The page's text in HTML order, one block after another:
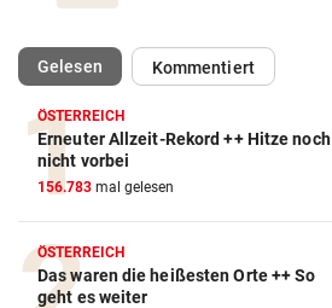
Gelesen(ausgewählt)Kommentiert
ÖSTERREICH
Erneuter Allzeit-Rekord ++ Hitze noch
nicht vorbei
156.783 mal gelesen
ÖSTERREICH
Das waren die heißesten Orte ++ So
geht es weiter